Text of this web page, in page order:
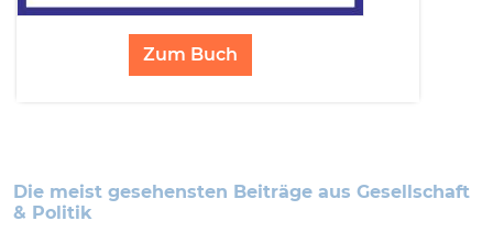
Zum Buch
Die meist gesehensten Beiträge aus Gesellschaft
& Politik